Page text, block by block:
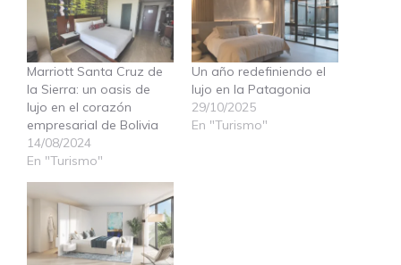
Marriott Santa Cruz de
la Sierra: un oasis de
lujo en el corazón
empresarial de Bolivia
14/08/2024
En "Turismo"
Un año redefiniendo el
lujo en la Patagonia
29/10/2025
En "Turismo"